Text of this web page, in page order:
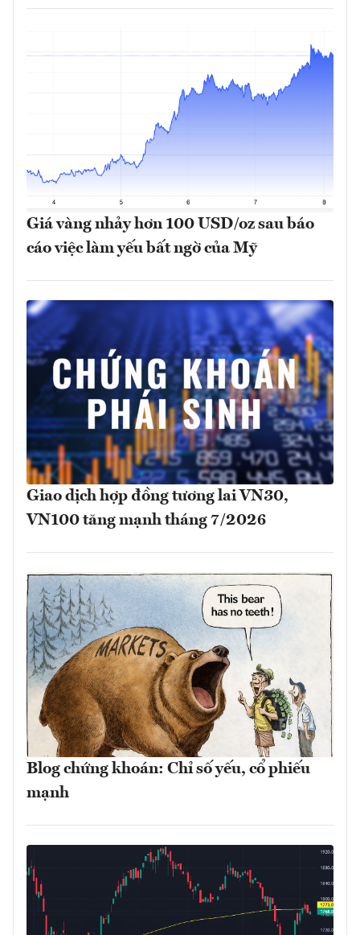
Giá vàng nhảy hơn 100 USD/oz sau báo
cáo việc làm yếu bất ngờ của Mỹ
Giao dịch hợp đồng tương lai VN30,
VN100 tăng mạnh tháng 7/2026
Blog chứng khoán: Chỉ số yếu, cổ phiếu
mạnh